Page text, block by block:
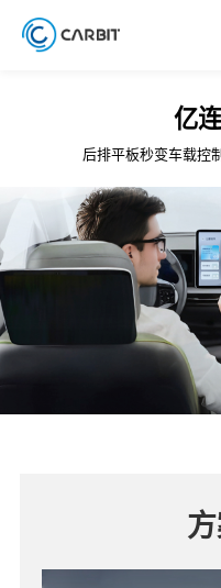
亿
后排平板秒变车载控